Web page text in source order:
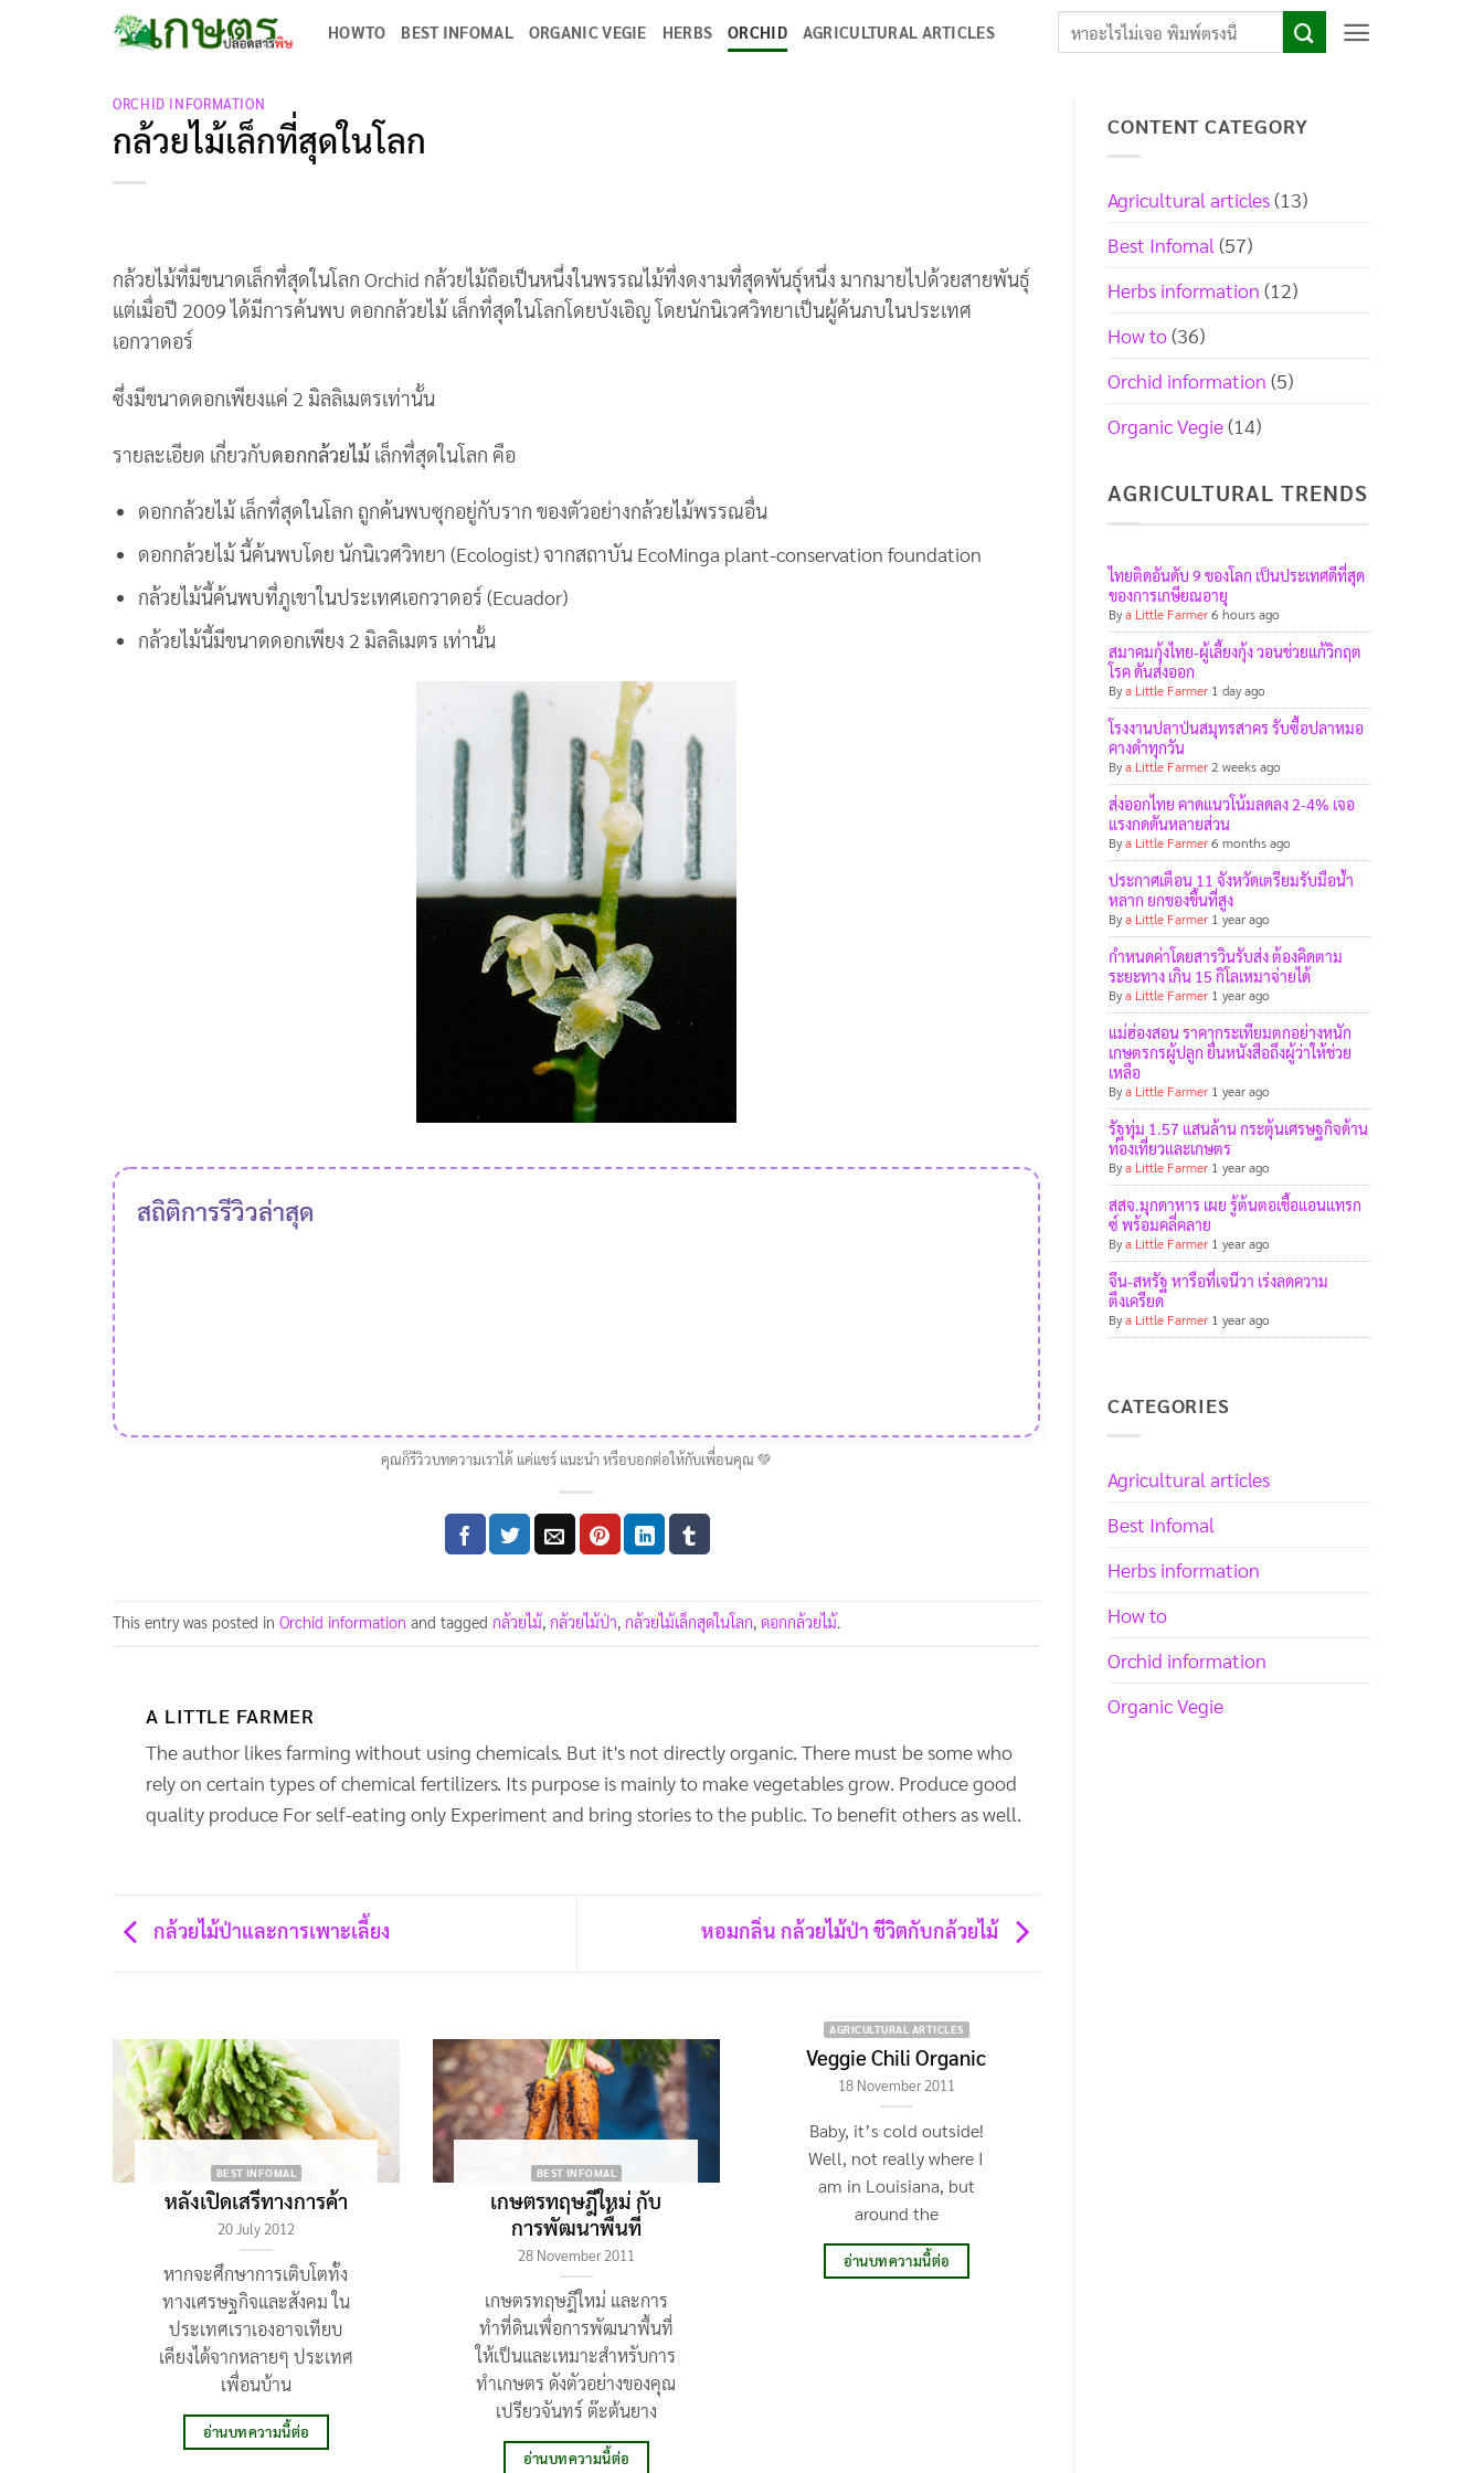
HOWTO BEST INFOMAL ORGANIC VEGIE HERBS ORCHID AGRICULTURAL ARTICLES
ORCHID INFORMATION
กล้วยไม้เล็กที่สุดในโลก
กล้วยไม้ที่มีขนาดเล็กที่สุดในโลก Orchid กล้วยไม้ถือเป็นหนึ่งในพรรณไม้ที่งดงามที่สุดพันธุ์หนึ่ง มากมายไปด้วยสายพันธุ์
แต่เมื่อปี 2009 ได้มีการค้นพบ ดอกกล้วยไม้ เล็กที่สุดในโลกโดยบังเอิญ โดยนักนิเวศวิทยาเป็นผู้ค้นภบในประเทศ
เอกวาดอร์
ซึ่งมีขนาดดอกเพียงแค่ 2 มิลลิเมตรเท่านั้น
รายละเอียด เกี่ยวกับดอกกล้วยไม้ เล็กที่สุดในโลก คือ
ดอกกล้วยไม้ เล็กที่สุดในโลก ถูกค้นพบซุกอยู่กับราก ของตัวอย่างกล้วยไม้พรรณอื่น
ดอกกล้วยไม้ นี้ค้นพบโดย นักนิเวศวิทยา (Ecologist) จากสถาบัน EcoMinga plant-conservation foundation
กล้วยไม้นี้ค้นพบที่ภูเขาในประเทศเอกวาดอร์ (Ecuador)
กล้วยไม้นี้มีขนาดดอกเพียง 2 มิลลิเมตร เท่านั้น
สถิติการรีวิวล่าสุด
คุณก็รีวิวบทความเราได้ แค่แชร์ แนะนำ หรือบอกต่อให้กับเพื่อนคุณ 💚
This entry was posted in Orchid information and tagged กล้วยไม้, กล้วยไม้ป่า, กล้วยไม้เล็กสุดในโลก, ดอกกล้วยไม้.
A LITTLE FARMER
The author likes farming without using chemicals. But it's not directly organic. There must be some who
rely on certain types of chemical fertilizers. Its purpose is mainly to make vegetables grow. Produce good
quality produce For self-eating only Experiment and bring stories to the public. To benefit others as well.
กล้วยไม้ป่าและการเพาะเลี้ยง หอมกลิ่น กล้วยไม้ป่า ชีวิตกับกล้วยไม้
BEST INFOMAL
หลังเปิดเสรีทางการค้า
20 July 2012
หากจะศึกษาการเติบโตทั้ง
ทางเศรษฐกิจและสังคม ใน
ประเทศเราเองอาจเทียบ
เคียงได้จากหลายๆ ประเทศ
เพื่อนบ้าน
อ่านบทความนี้ต่อ
BEST INFOMAL
เกษตรทฤษฎีใหม่ กับ
การพัฒนาพื้นที่
28 November 2011
เกษตรทฤษฎีใหม่ และการ
ทำที่ดินเพื่อการพัฒนาพื้นที่
ให้เป็นและเหมาะสำหรับการ
ทำเกษตร ดังตัวอย่างของคุณ
เปรียวจันทร์ ต๊ะต้นยาง
อ่านบทความนี้ต่อ
AGRICULTURAL ARTICLES
Veggie Chili Organic
18 November 2011
Baby, it’s cold outside!
Well, not really where I
am in Louisiana, but
around the
อ่านบทความนี้ต่อ
CONTENT CATEGORY
Agricultural articles(13)
Best Infomal (57)
Herbs information (12)
How to(36)
Orchid information (5)
Organic Vegie(14)
AGRICULTURAL TRENDS
ไทยติดอันดับ 9 ของโลก เป็นประเทศดีที่สุด
ของการเกษียณอายุ
Bya Little Farmer6 hours ago
สมาคมกุ้งไทย-ผู้เลี้ยงกุ้ง วอนช่วยแก้วิกฤต
โรค ดันส่งออก
Bya Little Farmer 1 day ago
โรงงานปลาป่นสมุทรสาคร รับซื้อปลาหมอ
คางดำทุกวัน
Bya Little Farmer2 weeks ago
ส่งออกไทย คาดแนวโน้มลดลง 2-4% เจอ
แรงกดดันหลายส่วน
Bya Little Farmer6 months ago
ประกาศเตือน 11 จังหวัดเตรียมรับมือน้ำ
หลาก ยกของขึ้นที่สูง
Bya Little Farmer 1 year ago
กำหนดค่าโดยสารวินรับส่ง ต้องคิดตาม
ระยะทาง เกิน 15 กิโลเหมาจ่ายได้
Bya Little Farmer 1 year ago
แม่ฮ่องสอน ราคากระเทียมตกอย่างหนัก
เกษตรกรผู้ปลูก ยื่นหนังสือถึงผู้ว่าให้ช่วย
เหลือ
Bya Little Farmer 1 year ago
รัฐทุ่ม 1.57 แสนล้าน กระตุ้นเศรษฐกิจด้าน
ท่องเที่ยวและเกษตร
Bya Little Farmer 1 year ago
สสจ.มุกดาหาร เผย รู้ต้นตอเชื้อแอนแทรก
ซ์ พร้อมคลี่คลาย
Bya Little Farmer 1 year ago
จีน-สหรัฐ หารือที่เจนีวา เร่งลดความ
ตึงเครียด
Bya Little Farmer 1 year ago
CATEGORIES
Agricultural articles
Best Infomal
Herbs information
How to
Orchid information
Organic Vegie